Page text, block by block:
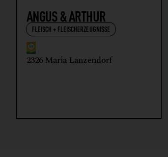
ANGUS & ARTHUR
FLEISCH + FLEISCHERZEUGNISSE
2326 Maria Lanzendorf